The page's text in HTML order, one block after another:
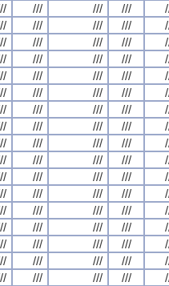
/// /// ///
/// /// ///
/// /// ///
/// /// ///
/// /// ///
/// /// ///
/// /// ///
/// /// ///
/// /// ///
/// /// ///
/// /// ///
/// /// ///
/// /// ///
/// /// ///
/// /// ///
/// /// ///
/// /// ///